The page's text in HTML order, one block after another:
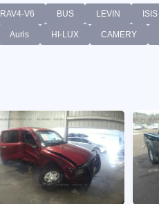
ISIS
LEVIN
BUS
RAV4-V6
CAMERY
HI-LUX
Auris